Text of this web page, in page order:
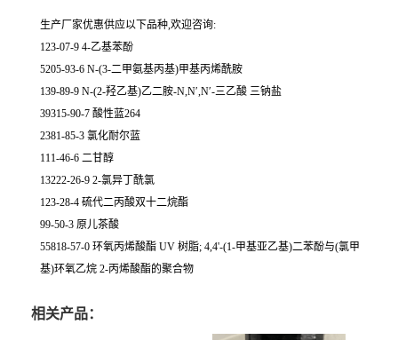
生产厂家优惠供应以下品种,欢迎咨询:
123-07-9 4-乙基苯酚
5205-93-6 N-(3-二甲氨基丙基)甲基丙烯酰胺
139-89-9 N-(2-羟乙基)乙二胺-N,N′,N′-三乙酸 三钠盐
39315-90-7 酸性蓝264
2381-85-3 氯化耐尔蓝
111-46-6 二甘醇
13222-26-9 2-氯异丁酰氯
123-28-4 硫代二丙酸双十二烷酯
99-50-3 原儿茶酸
55818-57-0 环氧丙烯酸酯 UV 树脂; 4,4'-(1-甲基亚乙基)二苯酚与(氯甲
基)环氧乙烷 2-丙烯酸酯的聚合物
相关产品：